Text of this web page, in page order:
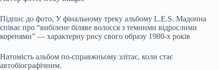
Підпис до фото, У фінальному треку альбому L.E.S. Мадонна
співає про “вибілене біляве волосся з темними відрослими
коренями” — характерну рису свого образу 1980-х років
Натомість альбом по-справжньому злітає, коли стає
автобіографічним.